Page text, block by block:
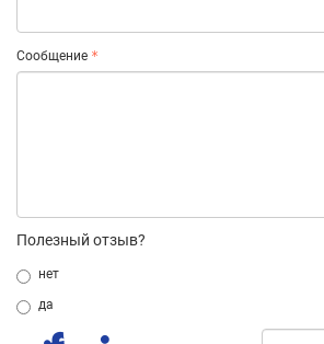
Сообщение
Полезный отзыв?
нет
да